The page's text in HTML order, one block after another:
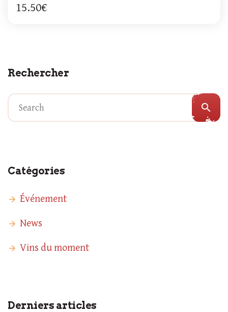
15.50€
Rechercher
search
Catégories
Événement
News
Vins du moment
Derniers articles